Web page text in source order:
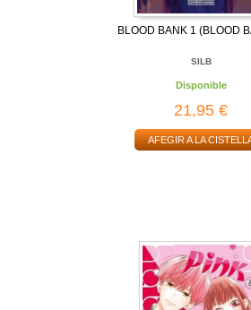
BLOOD BANK 1 (BLOOD
SILB
Disponible
21,95 €
AFEGIR A LA